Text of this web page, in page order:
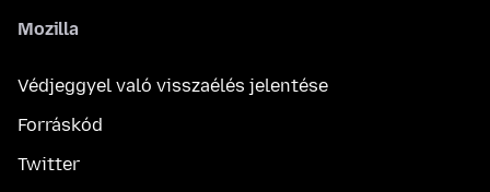
Mozilla
Védjeggyel való visszaélés jelentése
Forráskód
Twitter